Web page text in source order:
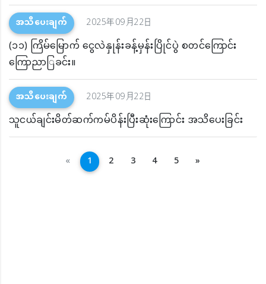
အသိပေးချက် 2025年09月22日
(၁၁) ကြိမ်မြောက် ငွေလဲနှုန်းခန့်မှန်းပြိုင်ပွဲ စတင်ကြောင်း
ကြောညာြခင်း။
အသိပေးချက် 2025年09月22日
သူငယ်ချင်းမိတ်ဆက်ကမ်ပိန်းပြီးဆုံးကြောင်း အသိပေးခြင်း
«အနောက်သို့
1 2 3 4 5 »